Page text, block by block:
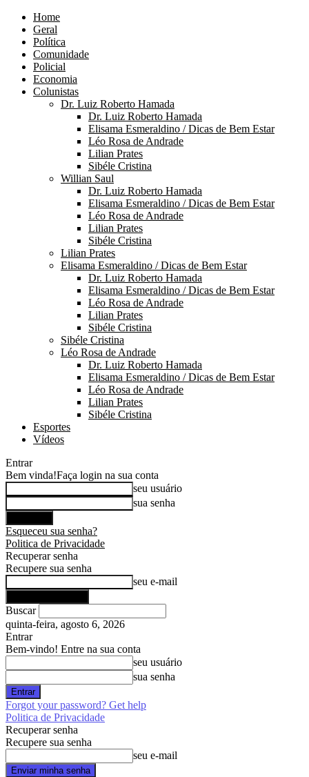
Home
Geral
Política
Comunidade
Policial
Economia
Colunistas
Dr. Luiz Roberto Hamada
Dr. Luiz Roberto Hamada
Elisama Esmeraldino / Dicas de Bem Estar
Léo Rosa de Andrade
Lilian Prates
Sibéle Cristina
Willian Saul
Dr. Luiz Roberto Hamada
Elisama Esmeraldino / Dicas de Bem Estar
Léo Rosa de Andrade
Lilian Prates
Sibéle Cristina
Lilian Prates
Elisama Esmeraldino / Dicas de Bem Estar
Dr. Luiz Roberto Hamada
Elisama Esmeraldino / Dicas de Bem Estar
Léo Rosa de Andrade
Lilian Prates
Sibéle Cristina
Sibéle Cristina
Léo Rosa de Andrade
Dr. Luiz Roberto Hamada
Elisama Esmeraldino / Dicas de Bem Estar
Léo Rosa de Andrade
Lilian Prates
Sibéle Cristina
Esportes
Vídeos
Entrar
Bem vinda!Faça login na sua conta
seu usuário
sua senha
Esqueceu sua senha?
Politica de Privacidade
Recuperar senha
Recupere sua senha
seu e-mail
Buscar
quinta-feira, agosto 6, 2026
Entrar
Bem-vindo! Entre na sua conta
seu usuário
sua senha
Forgot your password? Get help
Politica de Privacidade
Recuperar senha
Recupere sua senha
seu e-mail